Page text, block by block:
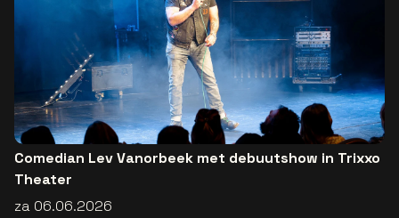
Comedian Lev Vanorbeek met debuutshow in Trixxo
Theater
za 06.06.2026